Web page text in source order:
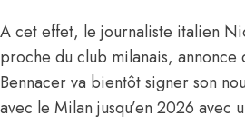
A cet effet, le journaliste italien
proche du club milanais, annonce
Bennacer va bientôt signer son
avec le Milan jusqu’en 2026 avec